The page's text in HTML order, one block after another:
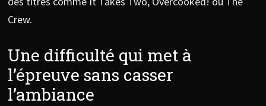
Crew.
Une difficulté qui met à
l’épreuve sans casser
l’ambiance